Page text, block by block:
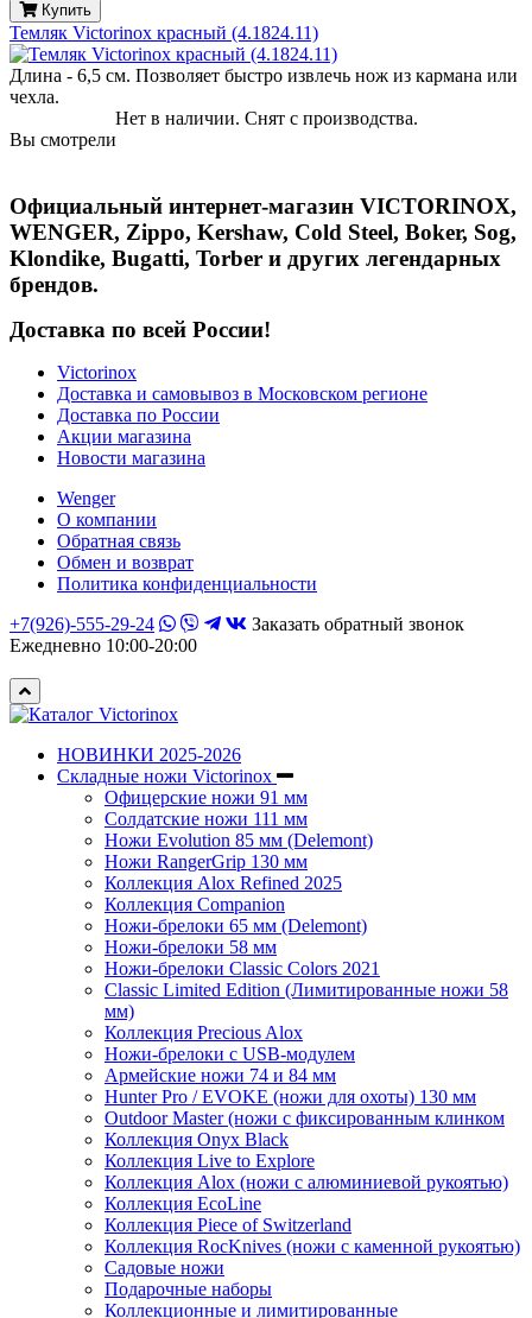
Купить
Темляк Victorinox красный (4.1824.11)
Длина - 6,5 см. Позволяет быстро извлечь нож из кармана или
чехла.
Нет в наличии. Снят с производства.
Вы смотрели
Официальный интернет-магазин VICTORINOX,
WENGER, Zippo, Kershaw, Cold Steel, Boker, Sog,
Klondike, Bugatti, Torber и других легендарных
брендов.
Доставка по всей России!
Victorinox
Доставка и самовывоз в Московском регионе
Доставка по России
Акции магазина
Новости магазина
Wenger
О компании
Обратная связь
Обмен и возврат
Политика конфиденциальности
+7(926)-555-29-24
Заказать обратный звонок
Ежедневно 10:00-20:00
НОВИНКИ 2025-2026
Складные ножи Victorinox
Офицерские ножи 91 мм
Солдатские ножи 111 мм
Ножи Evolution 85 мм (Delemont)
Ножи RangerGrip 130 мм
Коллекция Alox Refined 2025
Коллекция Companion
Ножи-брелоки 65 мм (Delemont)
Ножи-брелоки 58 мм
Ножи-брелоки Classic Colors 2021
Classic Limited Edition (Лимитированные ножи 58
мм)
Коллекция Precious Alox
Ножи-брелоки с USB-модулем
Армейские ножи 74 и 84 мм
Hunter Pro / EVOKE (ножи для охоты) 130 мм
Outdoor Master (ножи с фиксированным клинком
Коллекция Onyx Black
Коллекция Live to Explore
Коллекция Alox (ножи с алюминиевой рукоятью)
Коллекция EcoLine
Коллекция Piece of Switzerland
Коллекция RocKnives (ножи с каменной рукоятью)
Садовые ножи
Подарочные наборы
Коллекционные и лимитированные